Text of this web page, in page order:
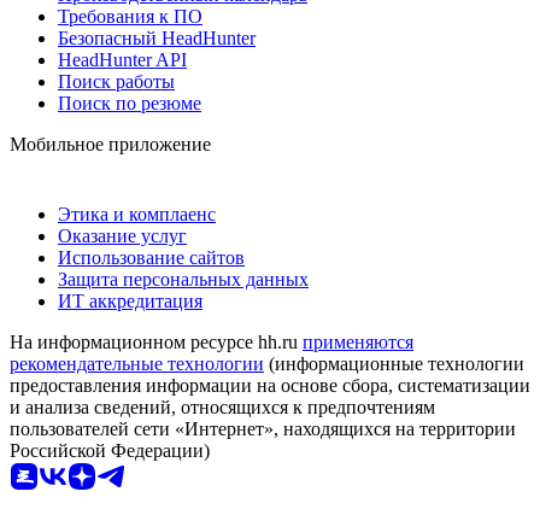
Требования к ПО
Безопасный HeadHunter
HeadHunter API
Поиск работы
Поиск по резюме
Мобильное приложение
Этика и комплаенс
Оказание услуг
Использование сайтов
Защита персональных данных
ИТ аккредитация
На информационном ресурсе hh.ru применяются
рекомендательные технологии (информационные технологии
предоставления информации на основе сбора, систематизации
и анализа сведений, относящихся к предпочтениям
пользователей сети «Интернет», находящихся на территории
Российской Федерации)